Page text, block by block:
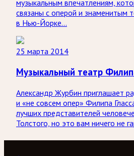
музыкальным впечатлениям,
связаны с оперой и знаменитым
в Нью-Йорке…
25 марта 2014
Музыкальный театр
Александр Журбин приглашает
и «не совсем опер» Филипа
лучших представителей
Толстого, но это вам ничего не